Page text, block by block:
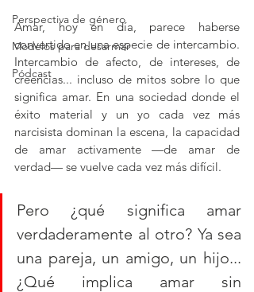
Perspectiva de género
Modelos para desarmar
Pódcast
Amar, hoy en día, parece haberse
convertido en una especie de intercambio.
Intercambio de afecto, de intereses, de
creencias... incluso de mitos sobre lo que
significa amar. En una sociedad donde el
éxito material y un yo cada vez más
narcisista dominan la escena, la capacidad
de amar activamente —de amar de
verdad— se vuelve cada vez más difícil.
Pero ¿qué significa amar
verdaderamente al otro? Ya sea
una pareja, un amigo, un hijo...
¿Qué implica amar sin